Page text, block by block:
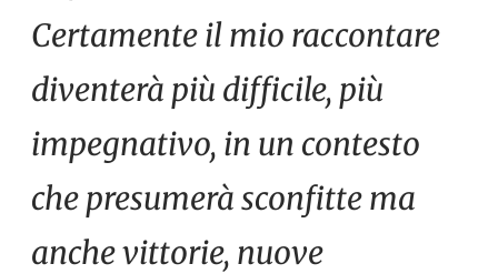
Certamente il mio raccontare
diventerà più difficile, più
impegnativo, in un contesto
che presumerà sconfitte ma
anche vittorie, nuove